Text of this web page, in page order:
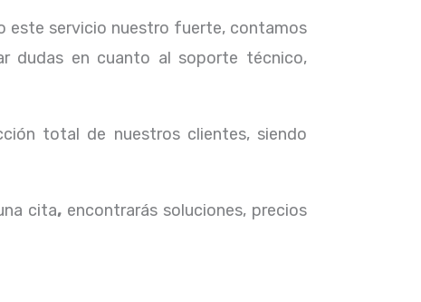
este servicio nuestro fuerte, contamos
dudas en cuanto al soporte técnico,
total de nuestros clientes, siendo
cita, encontrarás soluciones, precios